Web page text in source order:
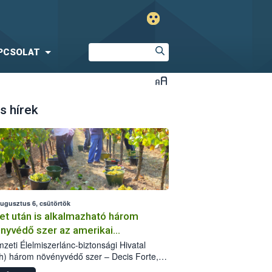
hírek
6, csütörtök
után is alkalmazható három
szer az amerikai
ellen
Élelmiszerlánc-biztonsági Hivatal
három növényvédő szer – Decis Forte,
24 EW, Oroganic – engedélyokiratát